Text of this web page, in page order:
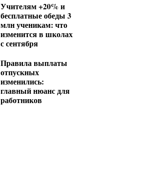
Учителям +20% и
бесплатные обеды 3
млн ученикам: что
изменится в школах
с сентября
Правила выплаты
отпускных
изменились:
главный нюанс для
работников